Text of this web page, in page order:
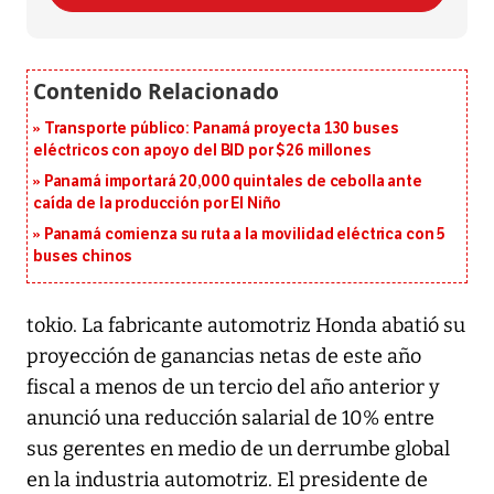
Transporte público: Panamá proyecta 130 buses
eléctricos con apoyo del BID por $26 millones
Panamá importará 20,000 quintales de cebolla ante
caída de la producción por El Niño
Panamá comienza su ruta a la movilidad eléctrica con 5
buses chinos
tokio. La fabricante automotriz Honda abatió su
proyección de ganancias netas de este año
fiscal a menos de un tercio del año anterior y
anunció una reducción salarial de 10% entre
sus gerentes en medio de un derrumbe global
en la industria automotriz. El presidente de